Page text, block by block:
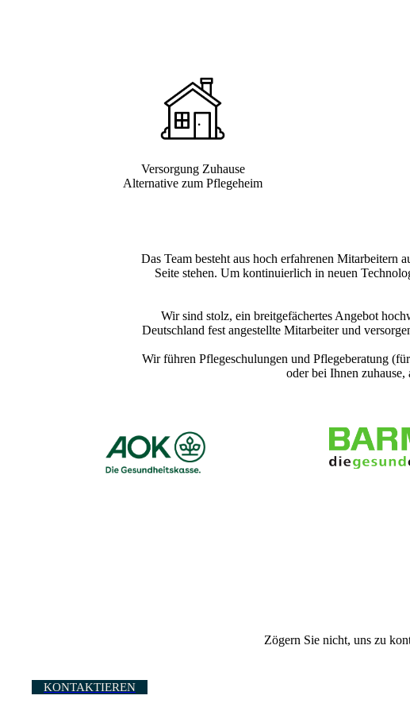
Versorgung Zuhause
Alternative zum Pflegeheim
Das Team besteht aus hoch erfahrenen Mitarbeitern
Seite stehen. Um kontinuierlich in neuen
Wir sind stolz, ein breitgefächertes Angebot
Deutschland fest angestellte Mitarbeiter und
Wir führen Pflegeschulungen und Pflegeberatung
oder bei Ihnen
Zögern Sie nicht, uns zu
KONTAKTIEREN